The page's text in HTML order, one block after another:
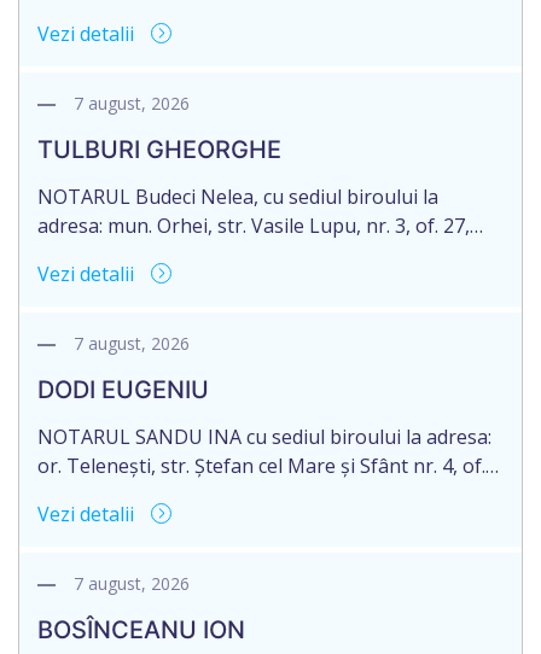
notific Moștenitorii/ persoană care are un interes
notariale în urma decesului cet. DOGANIC ILIA,
2007040006216. Eliberarea certificatului de
moștenitor este planificată în prealabil pentru […]
Vezi detalii
7 august, 2026
TULBURI GHEORGHE
NOTARUL Budeci Nelea, cu sediul biroului la
adresa: mun. Orhei, str. Vasile Lupu, nr. 3, of. 27,
în urma decesului cet. TULBURI GHEORGHE,
decedat/ă la 16 mai 2026. Eliberarea certificatului de
de 16.05.2027 termenul de opțiune pentru
acceptarea […]
Vezi detalii
7 august, 2026
DODI EUGENIU
NOTARUL SANDU INA cu sediul biroului la adresa:
or. Telenești, str. Ștefan cel Mare și Sfânt nr. 4, of.
succesorale în urma decesului cet. DODI EUGENIU,
2003035009604, decedat/ă la data de 12.01.2026
/doisprezece ianuarie anul două mii douăzeci și
șase/. Eliberarea certificatului de moștenitor este
Vezi detalii
7 august, 2026
BOSÎNCEANU ION